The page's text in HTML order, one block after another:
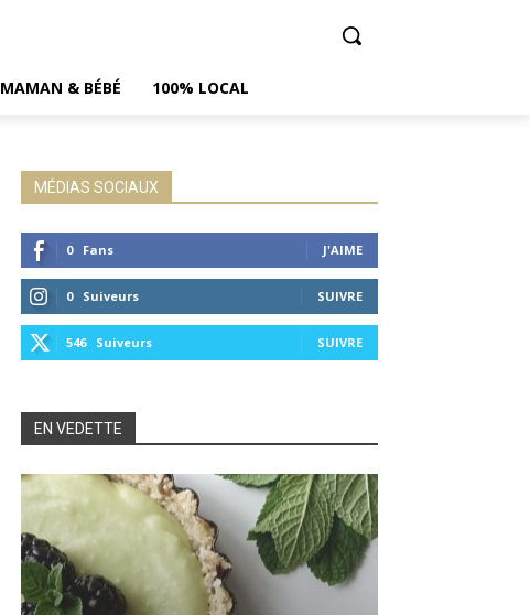
MAMAN & BÉBÉ 100% LOCAL
MÉDIAS SOCIAUX
0 Fans J'AIME
0 Suiveurs SUIVRE
546 Suiveurs SUIVRE
EN VEDETTE